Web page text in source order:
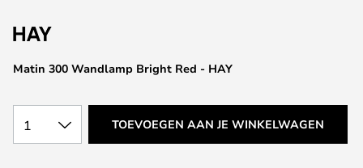
afbeeldingen-
Matin 300 Wandlamp Bright Red - HAY
1 TOEVOEGEN AAN JE WINKELWAGEN